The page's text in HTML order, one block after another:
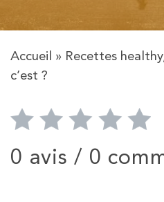
Accueil » Recettes
c’est ?
0 avis / 0